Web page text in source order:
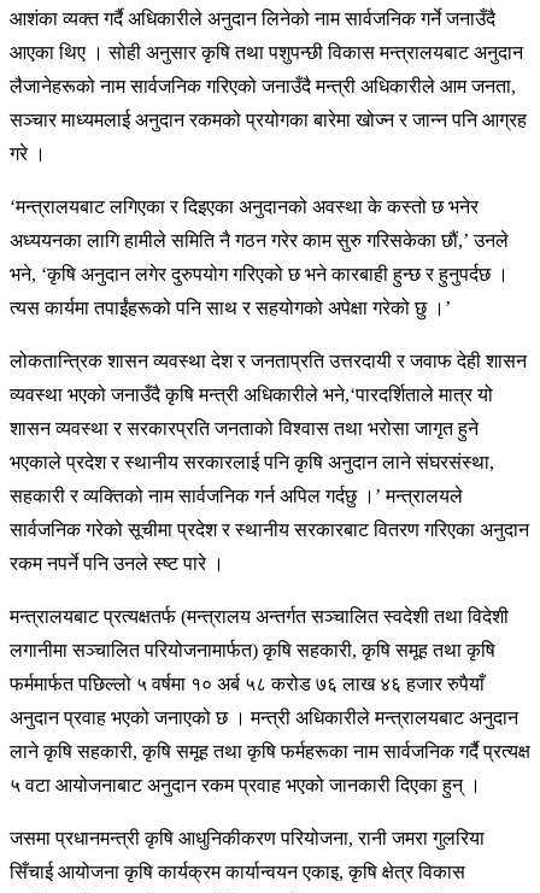
आशंका व्यक्त गर्दै अधिकारीले अनुदान लिनेको नाम सार्वजनिक गर्ने जनाउँदै
आएका थिए । सोही अनुसार कृषि तथा पशुपन्छी विकास मन्त्रालयबाट अनुदान
लैजानेहरूको नाम सार्वजनिक गरिएको जनाउँदै मन्त्री अधिकारीले आम जनता,
सञ्चार माध्यमलाई अनुदान रकमको प्रयोगका बारेमा खोज्न र जान्न पनि आग्रह
गरे ।
‘मन्त्रालयबाट लगिएका र दिइएका अनुदानको अवस्था के कस्तो छ भनेर
अध्ययनका लागि हामीले समिति नै गठन गरेर काम सुरु गरिसकेका छौं,’ उनले
भने, ‘कृषि अनुदान लगेर दुरुपयोग गरिएको छ भने कारबाही हुन्छ र हुनुपर्दछ ।
त्यस कार्यमा तपाईंहरूको पनि साथ र सहयोगको अपेक्षा गरेको छु ।’
लोकतान्त्रिक शासन व्यवस्था देश र जनताप्रति उत्तरदायी र जवाफ देही शासन
व्यवस्था भएको जनाउँदै कृषि मन्त्री अधिकारीले भने,‘पारदर्शिताले मात्र यो
शासन व्यवस्था र सरकारप्रति जनताको विश्वास तथा भरोसा जागृत हुने
भएकाले प्रदेश र स्थानीय सरकारलाई पनि कृषि अनुदान लाने संघरसंस्था,
सहकारी र व्यक्तिको नाम सार्वजनिक गर्न अपिल गर्दछु ।’ मन्त्रालयले
सार्वजनिक गरेको सूचीमा प्रदेश र स्थानीय सरकारबाट वितरण गरिएका अनुदान
रकम नपर्ने पनि उनले स्ष्ट पारे ।
मन्त्रालयबाट प्रत्यक्षतर्फ (मन्त्रालय अन्तर्गत सञ्चालित स्वदेशी तथा विदेशी
लगानीमा सञ्चालित परियोजनामार्फत) कृषि सहकारी, कृषि समूह तथा कृषि
फर्ममार्फत पछिल्लो ५ वर्षमा १० अर्ब ५८ करोड ७६ लाख ४६ हजार रुपैयाँ
अनुदान प्रवाह भएको जनाएको छ । मन्त्री अधिकारीले मन्त्रालयबाट अनुदान
लाने कृषि सहकारी, कृषि समूह तथा कृषि फर्महरूका नाम सार्वजनिक गर्दै प्रत्यक्ष
५ वटा आयोजनाबाट अनुदान रकम प्रवाह भएको जानकारी दिएका हुन् ।
जसमा प्रधानमन्त्री कृषि आधुनिकीकरण परियोजना, रानी जमरा गुलरिया
सिँचाई आयोजना कृषि कार्यक्रम कार्यान्वयन एकाइ, कृषि क्षेत्र विकास